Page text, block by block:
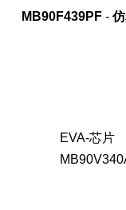
MB90F439PF -
EVA-芯片